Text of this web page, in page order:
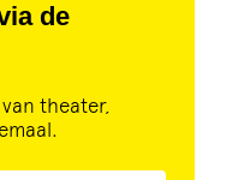
de
theater,